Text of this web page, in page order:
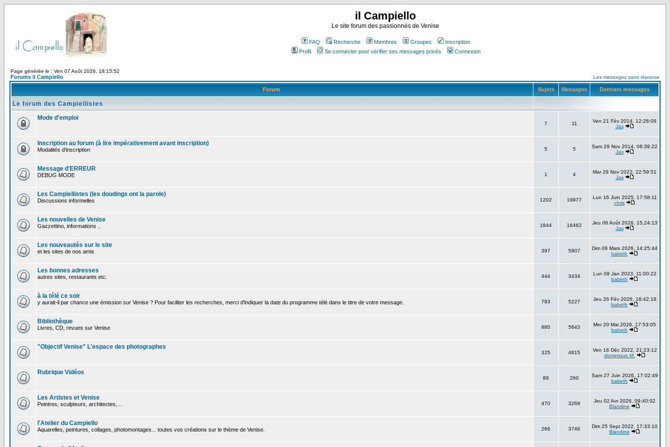
il Campiello
Le site forum des passionnés de Venise
FAQ Recherche Membres Groupes
Inscription
Profil
Se connecter pour vérifier ses messages privés Connexion
Page générée le : Ven 07 Août 2026, 18:15:52
Forums il Campiello Les messages sans réponse
Forum Sujets Messages Derniers messages
Le forum des Campiellistes
Mode d'emploi
7 11
Ven 21 Fév 2014, 12:26:09
Jas
Inscription au forum (à lire impérativement avant inscription)
Modalités d'inscription 5 5
Sam 29 Nov 2014, 08:39:22
Jas
Message d'ERREUR
DEBUG MODE 1 4
Mar 29 Nov 2022, 22:59:51
Jas
Les Campiellistes (les doudings ont la parole)
Discussions informelles 1202 19977
Lun 16 Juin 2025, 17:58:11
chris
Les nouvelles de Venise
Gazzettino, informations .. 1844 16462
Jeu 06 Août 2026, 15:24:13
Jas
Les nouveautés sur le site
et les sites de nos amis 397 5907
Dim 08 Mars 2026, 14:25:44
babeth
Les bonnes adresses
autres sites, restaurants etc. 444 3434
Lun 09 Jan 2023, 11:00:22
babeth
à la télé ce soir
y aurait-il par chance une émission sur Venise ? Pour faciliter les recherches, merci d'indiquer la date du programme télé dans le titre de votre message. 783 5227
Jeu 26 Fév 2026, 18:42:18
babeth
Bibliothèque
Livres, CD, revues sur Venise 880 5843
Mer 20 Mai 2026, 17:53:05
babeth
"Objectif Venise" L'espace des photographes
325 4815
Ven 16 Déc 2022, 21:23:12
dominique M.
Rubrique Vidéos
89 260
Sam 27 Juin 2026, 17:02:49
babeth
Les Artistes et Venise
Peintres, sculpteurs, architectes, ... 470 3269
Jeu 02 Avr 2026, 09:40:02
Blandine
l'Atelier du Campiello
Aquarelles, peintures, collages, photomontages... toutes vos créations sur le thème de Venise. 266 3746
Dim 25 Sept 2022, 17:33:10
Blandine